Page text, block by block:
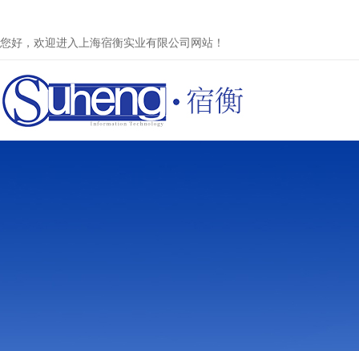
您好，欢迎进入上海宿衡实业有限公司网站！